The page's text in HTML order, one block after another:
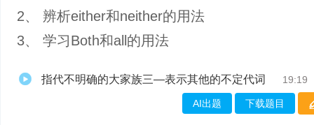
2、 辨析either和neither的用法
3、 学习Both和all的用法
指代不明确的大家族三—表示其他的不定代词 19:19
AI出题 下载题目